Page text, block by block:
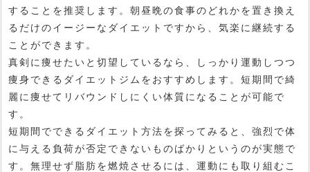
することを推奨します。朝昼晩の食事のどれかを置き換え
るだけのイージーなダイエットですから、気楽に継続する
ことができます。
真剣に痩せたいと切望しているなら、しっかり運動しつつ
痩身できるダイエットジムをおすすめします。短期間で綺
麗に痩せてリバウンドしにくい体質になることが可能で
す。
短期間でできるダイエット方法を探ってみると、強烈で体
に与える負荷が否定できないものばかりというのが実態で
す。無理せず脂肪を燃焼させるには、運動にも取り組むこ